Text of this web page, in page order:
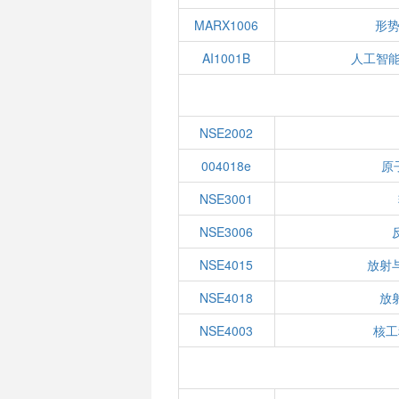
MARX1006
形
AI1001B
人工智
NSE2002
004018e
原
NSE3001
NSE3006
NSE4015
放射
NSE4018
放
NSE4003
核